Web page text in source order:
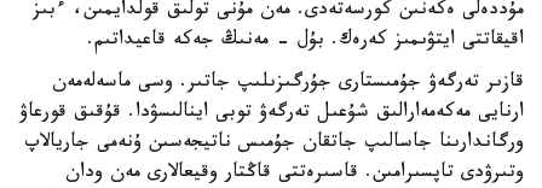
مۇددەلى ەكەنىن كورسەتەدى. مەن مۇنى تولىق قولدايمىن، ءبىز
اقيقاتتى ايتۋىمىز كەرەك. بۇل - مەنىڭ جەكە قاعيداتىم.
قازىر تەرگەۋ جۇمىستارى جۇرگىزىلىپ جاتىر. وسى ماسەلەمەن
ارنايى مەكەمەارالىق شۇعىل تەرگەۋ توبى اينالىسۋدا. قۇقىق قورعاۋ
ورگاندارىنا جاسالىپ جاتقان جۇمىس ناتيجەسىن ۇنەمى جاريالاپ
وتىرۋدى تاپسىرامىن. قاسىرەتتى قاڭتار وقيعالارى مەن ودان